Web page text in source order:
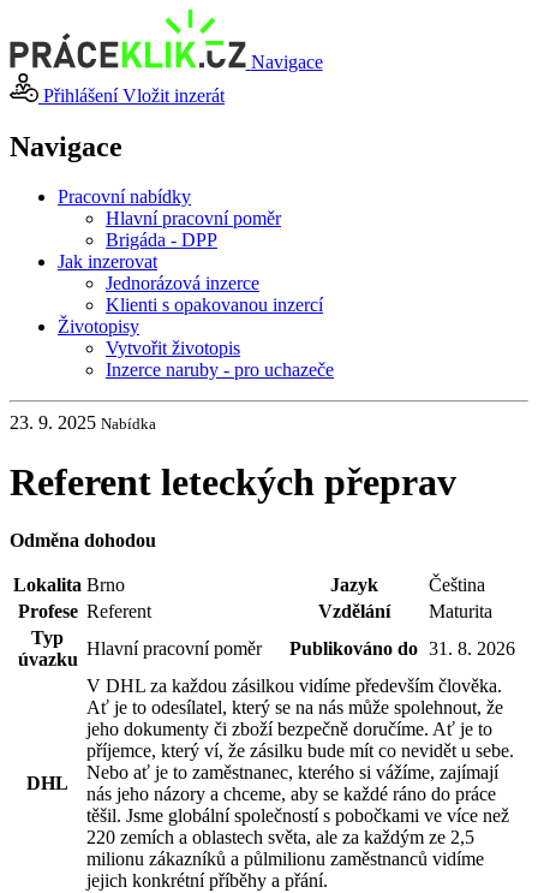
Navigace
PřihlášeníVložit inzerát
Navigace
Pracovní nabídky
Hlavní pracovní poměr
Brigáda - DPP
Jak inzerovat
Jednorázová inzerce
Klienti s opakovanou inzercí
Životopisy
Vytvořit životopis
Inzerce naruby - pro uchazeče
23. 9. 2025 Nabídka
Referent leteckých přeprav
Odměna dohodou
Lokalita Brno Jazyk
Čeština
Profese Referent Vzdělání
Maturita
Typ
úvazku
Hlavní pracovní poměr Publikováno do 31. 8. 2026
DHL
V DHL za každou zásilkou vidíme především člověka.
Ať je to odesílatel, který se na nás může spolehnout, že
jeho dokumenty či zboží bezpečně doručíme. Ať je to
příjemce, který ví, že zásilku bude mít co nevidět u sebe.
Nebo ať je to zaměstnanec, kterého si vážíme, zajímají
nás jeho názory a chceme, aby se každé ráno do práce
těšil. Jsme globální společností s pobočkami ve více než
220 zemích a oblastech světa, ale za každým ze 2,5
milionu zákazníků a půlmilionu zaměstnanců vidíme
jejich konkrétní příběhy a přání.